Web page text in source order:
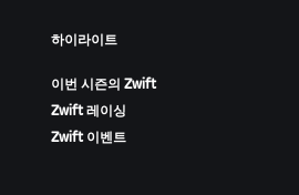
하이라이트
이번 시즌의 Zwift
Zwift 레이싱
Zwift 이벤트